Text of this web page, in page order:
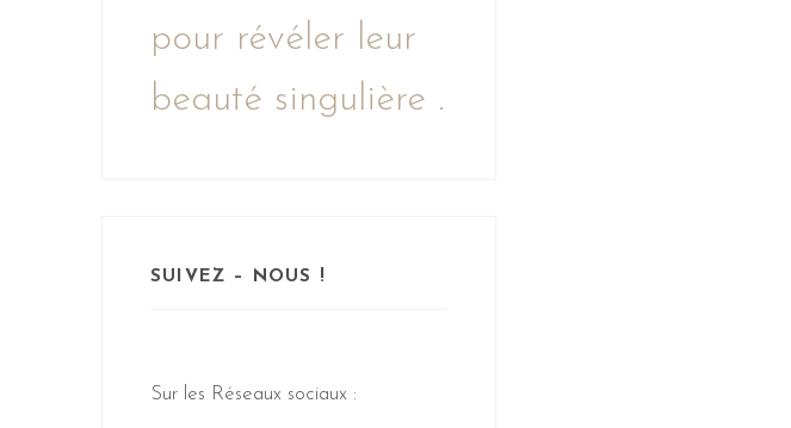
pour révéler leur
beauté singulière .
SUIVEZ – NOUS !
Sur les Réseaux sociaux :